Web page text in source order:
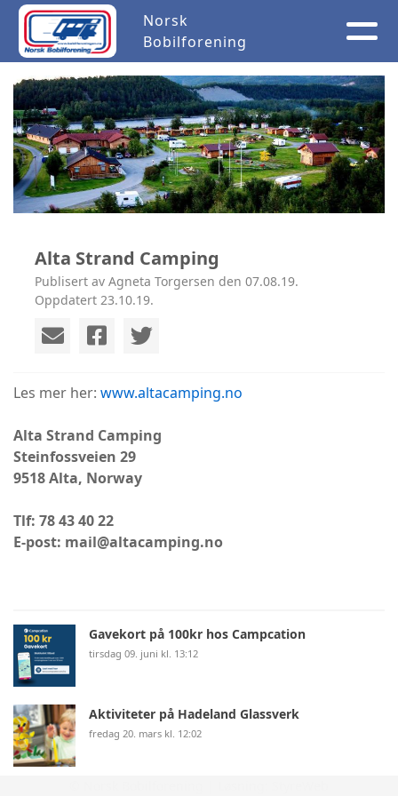
Norsk
Bobilforening
Alta Strand Camping
Publisert av Agneta Torgersen den 07.08.19.
Oppdatert 23.10.19.
Les mer her: www.altacamping.no
Alta Strand Camping
Steinfossveien 29
9518 Alta, Norway
Tlf: 78 43 40 22
E-post: mail@altacamping.no
Gavekort på 100kr hos Campcation
tirsdag 09. juni kl. 13:12
Aktiviteter på Hadeland Glassverk
fredag 20. mars kl. 12:02